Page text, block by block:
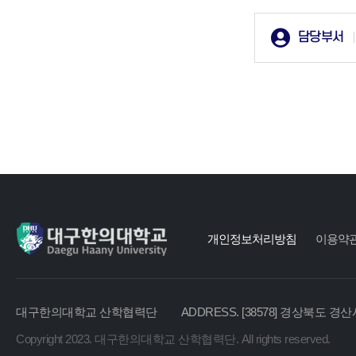
담당부서
개인정보처리방침 이용약
대구한의대학교 산학협력단 ADDRESS. [38578] 경상북도 경산
Copyright 2023. 대구한의대학교 산학협력단. All rights reserved.